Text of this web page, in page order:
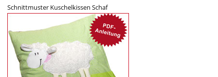
Schnittmuster Kuschelkissen Schaf